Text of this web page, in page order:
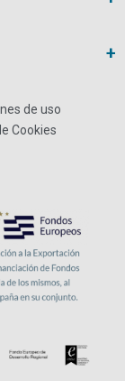
de uso
Cookies